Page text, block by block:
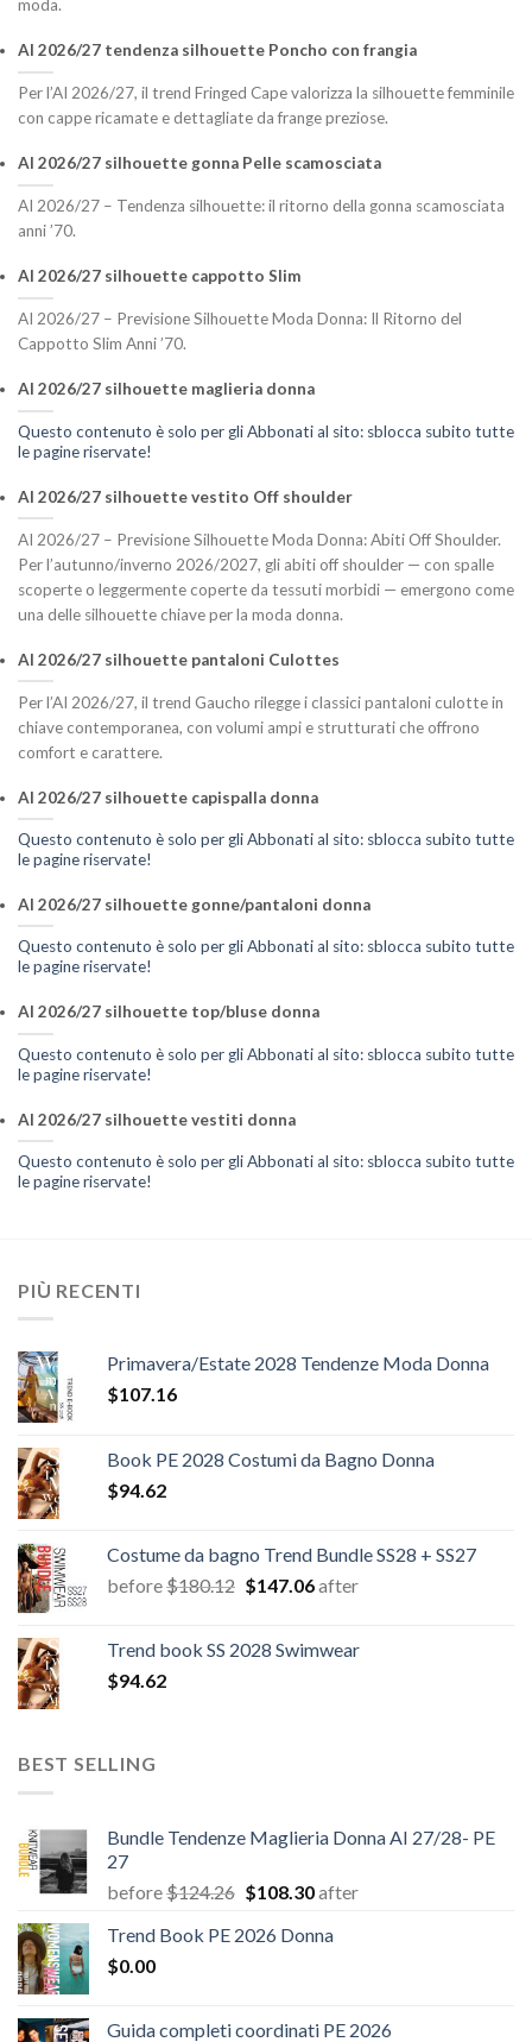
moda.
AI 2026/27 tendenza silhouette Poncho con frangia
Per l’AI 2026/27, il trend Fringed Cape valorizza la silhouette femminile
con cappe ricamate e dettagliate da frange preziose.
AI 2026/27 silhouette gonna Pelle scamosciata
AI 2026/27 – Tendenza silhouette: il ritorno della gonna scamosciata
anni ’70.
AI 2026/27 silhouette cappotto Slim
AI 2026/27 – Previsione Silhouette Moda Donna: Il Ritorno del
Cappotto Slim Anni ’70.
AI 2026/27 silhouette maglieria donna
Questo contenuto è solo per gli Abbonati al sito: sblocca subito tutte
le pagine riservate!
AI 2026/27 silhouette vestito Off shoulder
AI 2026/27 – Previsione Silhouette Moda Donna: Abiti Off Shoulder.
Per l’autunno/inverno 2026/2027, gli abiti off shoulder — con spalle
scoperte o leggermente coperte da tessuti morbidi — emergono come
una delle silhouette chiave per la moda donna.
AI 2026/27 silhouette pantaloni Culottes
Per l’AI 2026/27, il trend Gaucho rilegge i classici pantaloni culotte in
chiave contemporanea, con volumi ampi e strutturati che offrono
comfort e carattere.
AI 2026/27 silhouette capispalla donna
Questo contenuto è solo per gli Abbonati al sito: sblocca subito tutte
le pagine riservate!
AI 2026/27 silhouette gonne/pantaloni donna
Questo contenuto è solo per gli Abbonati al sito: sblocca subito tutte
le pagine riservate!
AI 2026/27 silhouette top/bluse donna
Questo contenuto è solo per gli Abbonati al sito: sblocca subito tutte
le pagine riservate!
AI 2026/27 silhouette vestiti donna
Questo contenuto è solo per gli Abbonati al sito: sblocca subito tutte
le pagine riservate!
PIÙ RECENTI
Primavera/Estate 2028 Tendenze Moda Donna
$107.16
Book PE 2028 Costumi da Bagno Donna
$94.62
Costume da bagno Trend Bundle SS28 + SS27
before$180.12 Il
era:
$147.06Il
è:
after
Trend book SS 2028 Swimwear
$94.62
BEST SELLING
Bundle Tendenze Maglieria Donna AI 27/28- PE
27
before$124.26 Il
originale
$108.30Il
attuale
after
Trend Book PE 2026 Donna
$0.00
Guida completi coordinati PE 2026